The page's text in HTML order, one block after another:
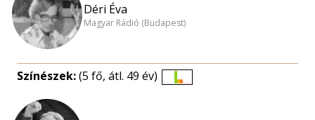
Déri Éva
Magyar Rádió (Budapest)
Színészek:(5 fő, átl. 49 év)